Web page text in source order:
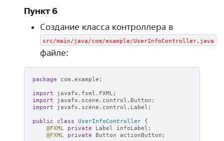
Пункт 6
Создание класса контроллера в
src/main/java/com/example/UserInfoController.java
файле:
package com.example ;
import
javafx.fxml.FXML ;
import
javafx.scene.control.Button ;
import
javafx.scene.control.Label ;
public
class UserInfoController {
@FXML private Label infoLabel ;
@FXML private Button actionButton ;